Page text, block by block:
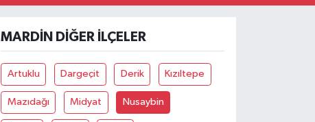
MARDIN DIĞER İLÇELER
Artuklu Dargeçit Derik Kızıltepe
Mazıdağı Midyat Nusaybin